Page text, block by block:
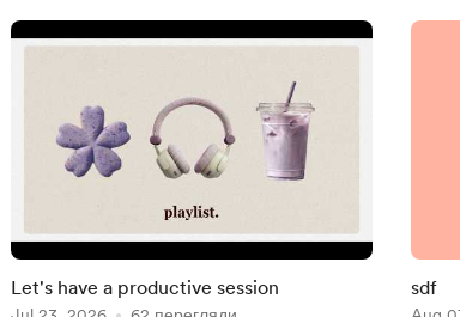
Let's have a productive session sdf